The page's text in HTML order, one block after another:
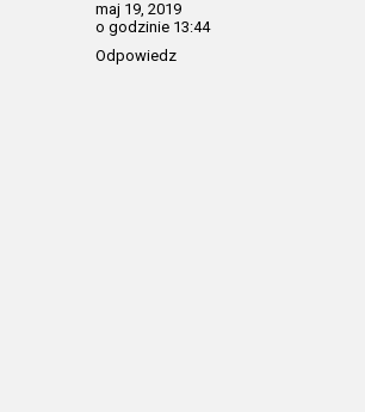
maj 19, 2019
o godzinie 13:44
Odpowiedz